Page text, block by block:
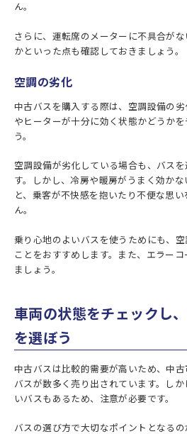
ん。
さらに、運転席のメーターに不具合が
かといった点も確認しておきましょう。
空調の劣化
中古バスを購入する際は、空調設備の
やヒーターが十分に効く状態かどうか
う。
空調設備が劣化している場合も、バス
す。しかし、冷房や暖房がうまく効か
と、乗客が不快感を抱いたり不便な思
ん。
乗り心地のよいバスを使うためにも、
ことをおすすめします。また、エラー
ましょう。
車両の状態をチェックし
を選ぼう
中古バスは比較的需要が高いため、中
バスが数多く売り出されています。し
いバスもあるため、注意が必要です。
バスの選び方で大切なポイントとなる